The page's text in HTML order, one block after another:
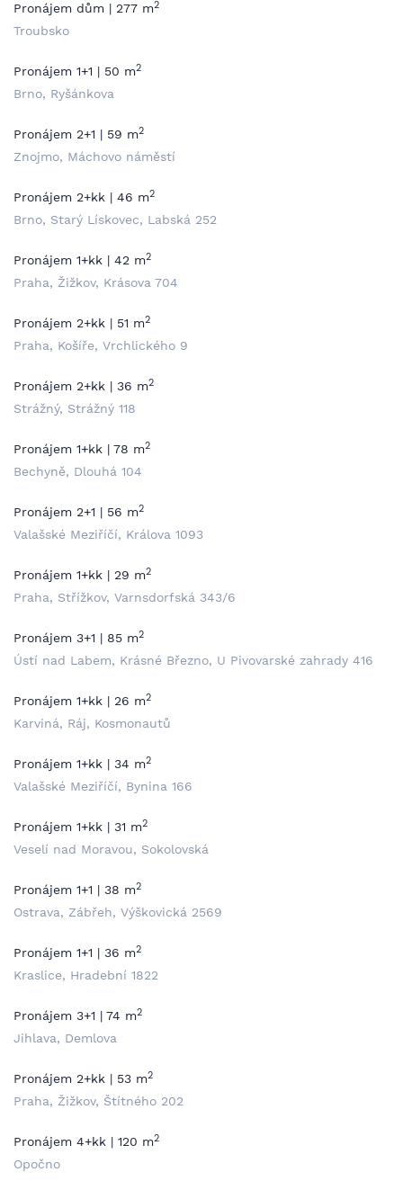
Pronájem dům | 277 m2
Troubsko
Pronájem 1+1 | 50 m2
Brno, Ryšánkova
Pronájem 2+1 | 59 m2
Znojmo, Máchovo náměstí
Pronájem 2+kk | 46 m2
Brno, Starý Lískovec, Labská 252
Pronájem 1+kk | 42 m2
Praha, Žižkov, Krásova 704
Pronájem 2+kk | 51 m2
Praha, Košíře, Vrchlického 9
Pronájem 2+kk | 36 m2
Strážný, Strážný 118
Pronájem 1+kk | 78 m2
Bechyně, Dlouhá 104
Pronájem 2+1 | 56 m2
Valašské Meziříčí, Králova 1093
Pronájem 1+kk | 29 m2
Praha, Střížkov, Varnsdorfská 343/6
Pronájem 3+1 | 85 m2
Ústí nad Labem, Krásné Březno, U Pivovarské zahrady 416
Pronájem 1+kk | 26 m2
Karviná, Ráj, Kosmonautů
Pronájem 1+kk | 34 m2
Valašské Meziříčí, Bynina 166
Pronájem 1+kk | 31 m2
Veselí nad Moravou, Sokolovská
Pronájem 1+1 | 38 m2
Ostrava, Zábřeh, Výškovická 2569
Pronájem 1+1 | 36 m2
Kraslice, Hradební 1822
Pronájem 3+1 | 74 m2
Jihlava, Demlova
Pronájem 2+kk | 53 m2
Praha, Žižkov, Štítného 202
Pronájem 4+kk | 120 m2
Opočno